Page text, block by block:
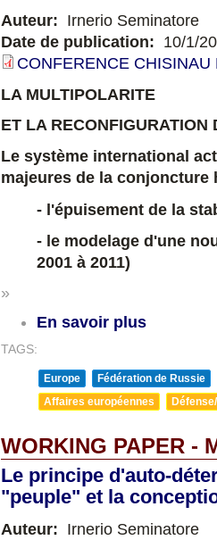
Auteur: Irnerio Seminatore
Date de publication: 10/1/
CONFERENCE
LA MULTIPOLARITE
ET LA RECONFIGURATION
Le système international
majeures de la conjoncture
- l'épuisement de la
- le modelage d'une
2001 à 2011)
»
En savoir plus
TAGS:
Europe
Fédération de Russie
Affaires européennes
WORKING PAPER -
Le principe d'auto-
"peuple" et la
Auteur: Irnerio Seminatore